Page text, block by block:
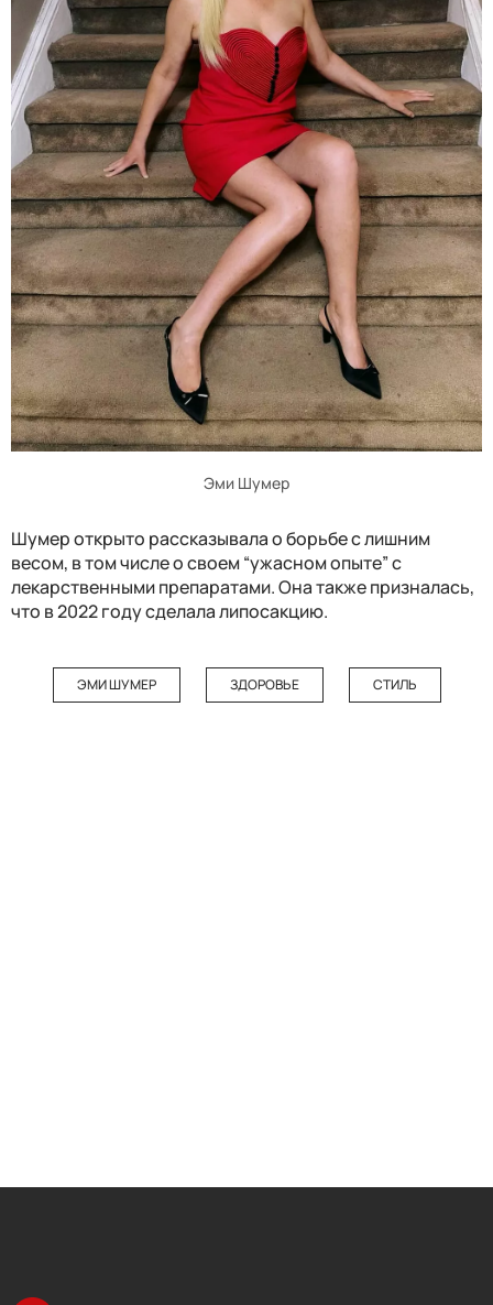
Эми Шумер
Шумер открыто рассказывала о борьбе с лишним
весом, в том числе о своем “ужасном опыте” с
лекарственными препаратами. Она также призналась,
что в 2022 году сделала липосакцию.
ЭМИ ШУМЕР ЗДОРОВЬЕ СТИЛЬ